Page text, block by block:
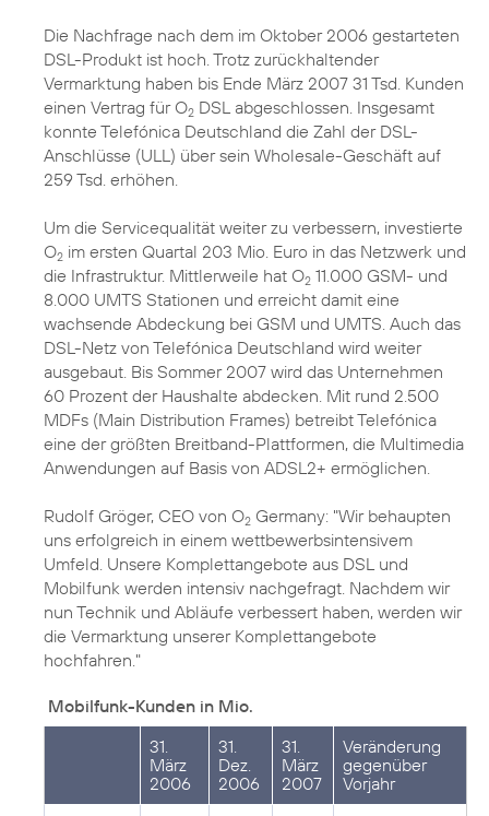
Die Nachfrage nach dem im Oktober 2006 gestarteten
DSL-Produkt ist hoch. Trotz zurückhaltender
Vermarktung haben bis Ende März 2007 31 Tsd. Kunden
einen Vertrag für O2 DSL abgeschlossen. Insgesamt
konnte Telefónica Deutschland die Zahl der DSL-
Anschlüsse (ULL) über sein Wholesale-Geschäft auf
259 Tsd. erhöhen.
Um die Servicequalität weiter zu verbessern, investierte
O2 im ersten Quartal 203 Mio. Euro in das Netzwerk und
die Infrastruktur. Mittlerweile hat O2 11.000 GSM- und
8.000 UMTS Stationen und erreicht damit eine
wachsende Abdeckung bei GSM und UMTS. Auch das
DSL-Netz von Telefónica Deutschland wird weiter
ausgebaut. Bis Sommer 2007 wird das Unternehmen
60 Prozent der Haushalte abdecken. Mit rund 2.500
MDFs (Main Distribution Frames) betreibt Telefónica
eine der größten Breitband-Plattformen, die Multimedia
Anwendungen auf Basis von ADSL2+ ermöglichen.
Rudolf Gröger, CEO von O2 Germany: "Wir behaupten
uns erfolgreich in einem wettbewerbsintensivem
Umfeld. Unsere Komplettangebote aus DSL und
Mobilfunk werden intensiv nachgefragt. Nachdem wir
nun Technik und Abläufe verbessert haben, werden wir
die Vermarktung unserer Komplettangebote
hochfahren."
Mobilfunk-Kunden in Mio.
31.
März
2006
31.
Dez.
2006
31.
März
2007
Veränderung
gegenüber
Vorjahr